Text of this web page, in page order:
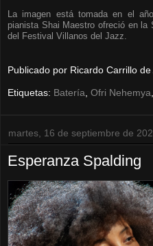
La imagen está tomada en el
pianista Shai Maestro ofreció en
del Festival Villanos del Jazz.
Publicado por Ricardo Carrillo
Etiquetas: Batería Ofri Nehemya
martes, 16 de septiembre de
Esperanza Spalding